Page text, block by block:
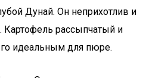
Дунай. Он неприхотлив и
Картофель рассыпчатый и
идеальным для пюре.